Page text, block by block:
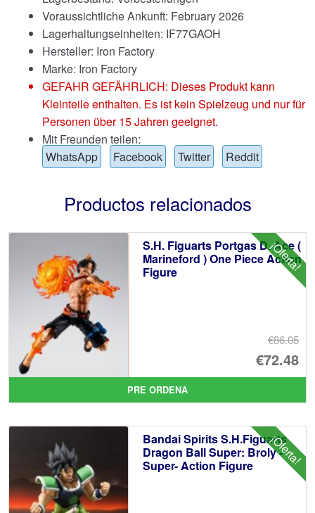
Voraussichtliche Ankunft: February 2026
Lagerhaltungseinheiten: IF77GAOH
Hersteller: Iron Factory
Marke: Iron Factory
GEFAHR GEFÄHRLICH: Dieses Produkt kann
Kleinteile enthalten. Es ist kein Spielzeug und nur für
Personen über 15 Jahren geeignet.
Mit Freunden teilen:
WhatsApp
Facebook Twitter Reddit
Productos relacionados
¡Oferta!
S.H. Figuarts Portgas D. Ace (
Marineford ) One Piece Action
Figure
€86.05
El
€72.48
El
PRE ORDENA
¡Oferta!
Bandai Spirits S.H.Figuarts
Dragon Ball Super: Broly -
Super- Action Figure